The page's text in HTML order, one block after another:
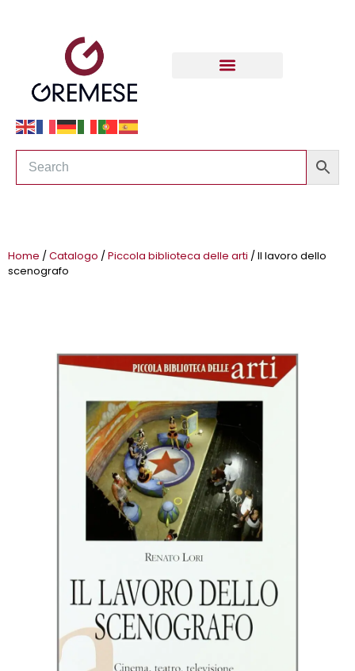
Home /Catalogo /Piccola biblioteca delle arti / Il lavoro dello
scenografo